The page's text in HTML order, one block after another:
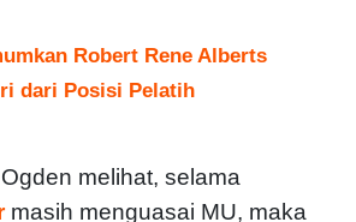
Robert Rene Alberts
dari Posisi Pelatih
melihat, selama
masih menguasai MU, maka